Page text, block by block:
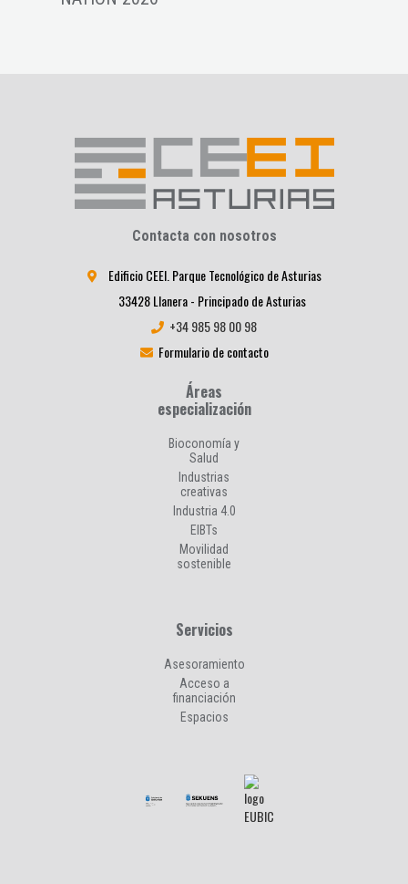
Contacta con nosotros
Edificio CEEI. Parque Tecnológico de Asturias
33428 Llanera - Principado de Asturias
+34 985 98 00 98
Formulario de contacto
Áreas
especialización
Bioconomía y
Salud
Industrias
creativas
Industria 4.0
EIBTs
Movilidad
sostenible
Servicios
Asesoramiento
Acceso a
financiación
Espacios